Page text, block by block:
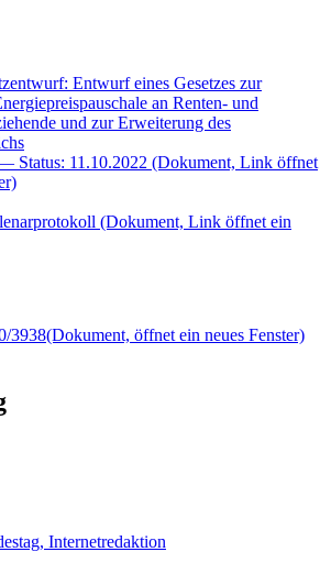
Entwurf eines Gesetzes zur
an Renten- und
und zur Erweiterung des
Status: 11.10.2022 (Dokument, Link öffnet
(Dokument, Link öffnet ein
3938(Dokument, öffnet ein neues Fenster)
Internetredaktion